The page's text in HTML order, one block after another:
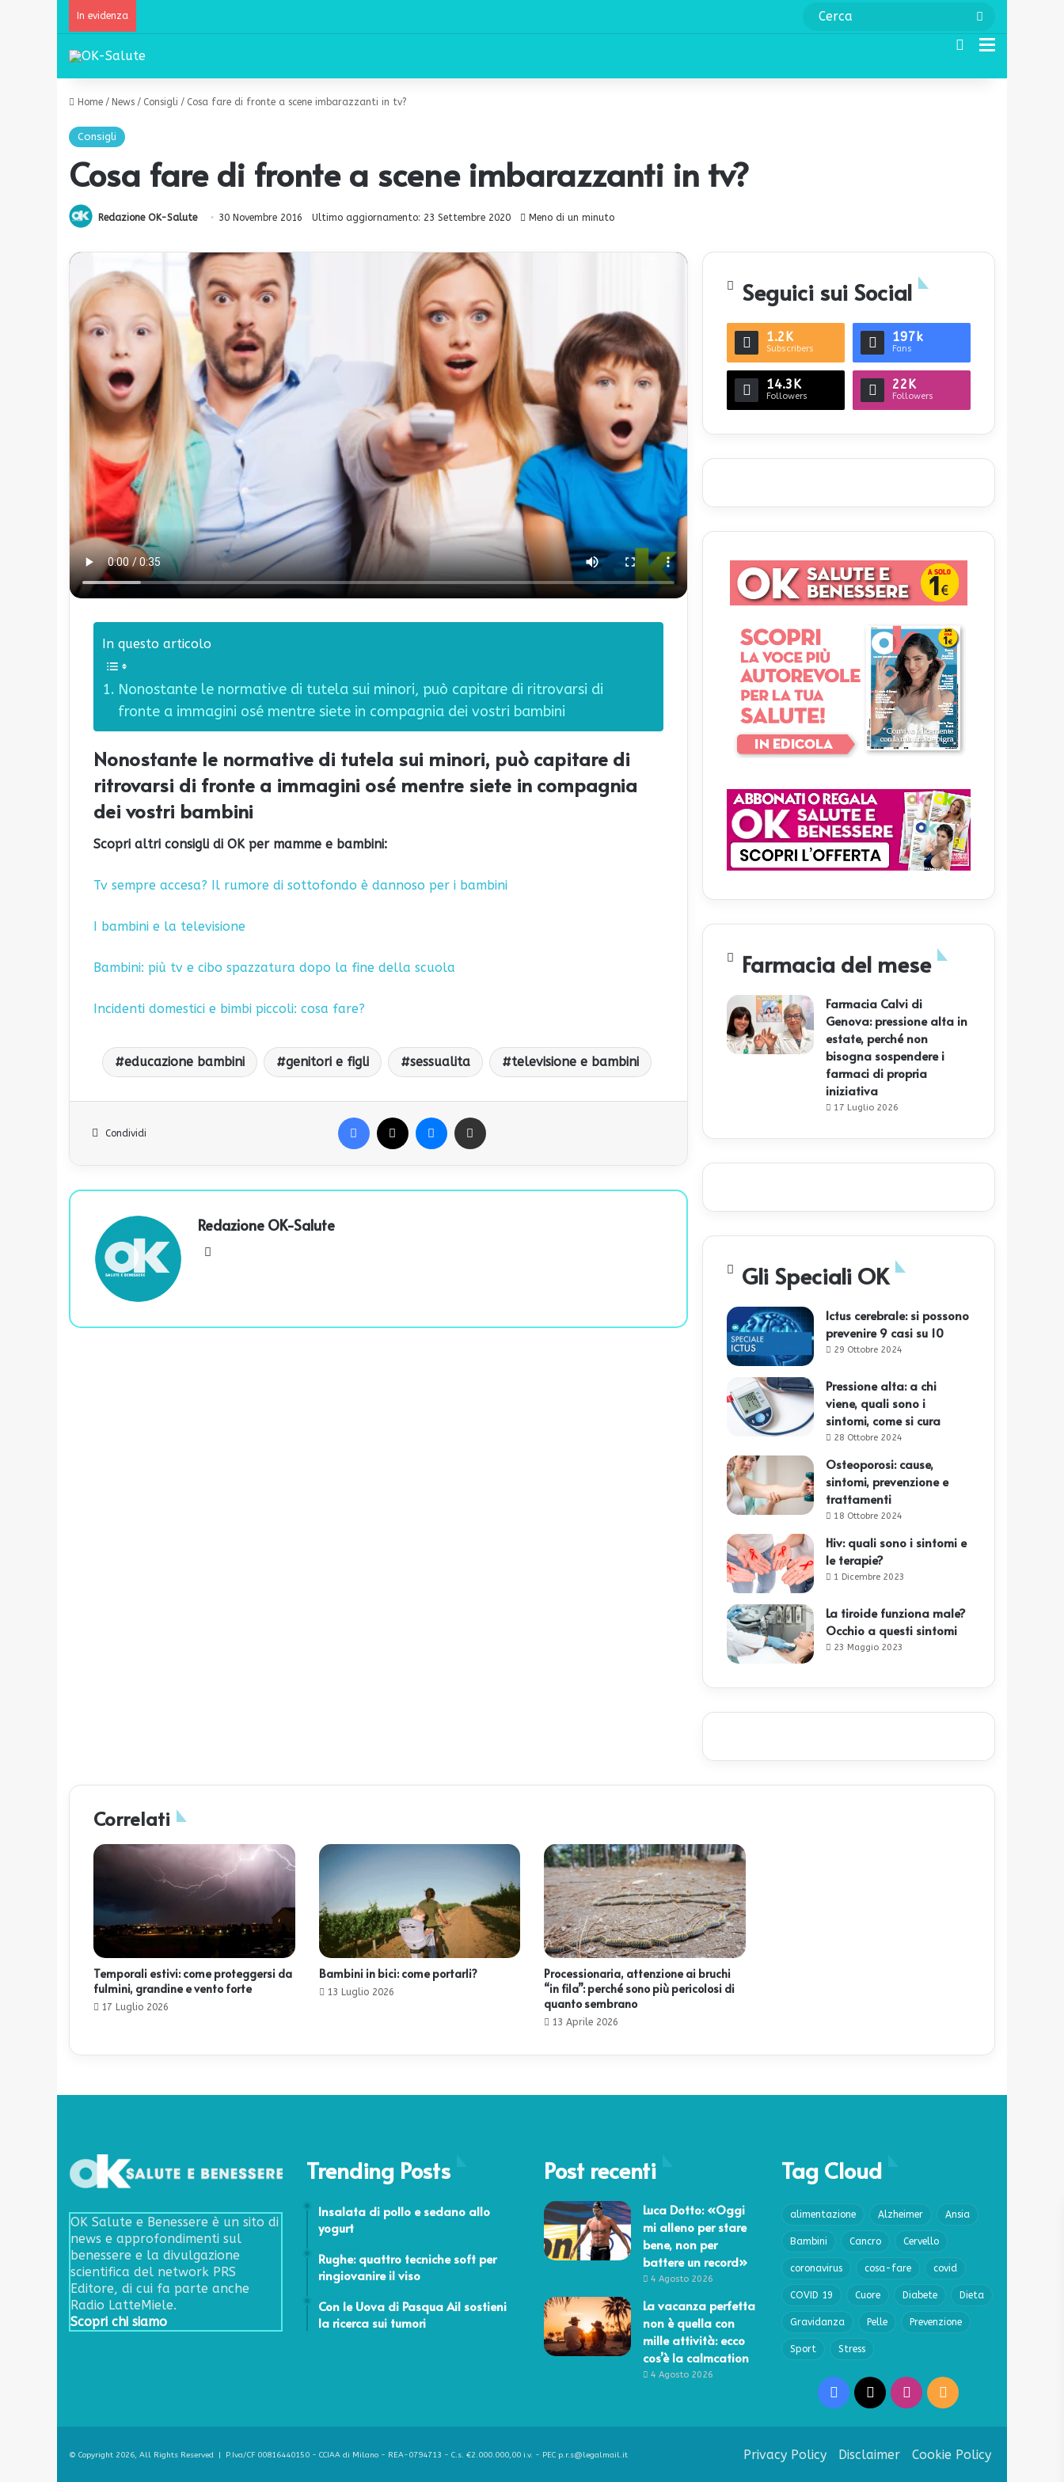
In evidenza
Cerca
Home / News / Consigli / Cosa fare di fronte a scene imbarazzanti in tv?
Consigli
Cosa fare di fronte a scene imbarazzanti in tv?
Redazione OK-Salute 30 Novembre 2016 Ultimo aggiornamento: 23 Settembre 2020 Meno di un minuto
In questo articolo
Nonostante le normative di tutela sui minori, può capitare di ritrovarsi di
fronte a immagini osé mentre siete in compagnia dei vostri bambini
Nonostante le normative di tutela sui minori, può capitare di
ritrovarsi di fronte a immagini osé mentre siete in compagnia
dei vostri bambini
Scopri altri consigli di OK per mamme e bambini:
Tv sempre accesa? Il rumore di sottofondo è dannoso per i bambini
I bambini e la televisione
Bambini: più tv e cibo spazzatura dopo la fine della scuola
Incidenti domestici e bimbi piccoli: cosa fare?
educazione bambini genitori e figli sessualita televisione e bambini
Condividi
Redazione OK-Salute
Seguici sui Social
1.2K
Subscribers
197k
Fans
14.3K
Followers
22K
Followers
Farmacia del mese
Farmacia Calvi di
Genova: pressione alta in
estate, perché non
bisogna sospendere i
farmaci di propria
iniziativa
17 Luglio 2026
Gli Speciali OK
Ictus cerebrale: si possono
prevenire 9 casi su 10
29 Ottobre 2024
Pressione alta: a chi
viene, quali sono i
sintomi, come si cura
28 Ottobre 2024
Osteoporosi: cause,
sintomi, prevenzione e
trattamenti
18 Ottobre 2024
Hiv: quali sono i sintomi e
le terapie?
1 Dicembre 2023
La tiroide funziona male?
Occhio a questi sintomi
23 Maggio 2023
Correlati
Temporali estivi: come proteggersi da
fulmini, grandine e vento forte
17 Luglio 2026
Bambini in bici: come portarli?
13 Luglio 2026
Processionaria, attenzione ai bruchi
“in fila”: perché sono più pericolosi di
quanto sembrano
13 Aprile 2026
OK Salute e Benessere è un sito di
news e approfondimenti sul
benessere e la divulgazione
scientifica del network PRS
Editore, di cui fa parte anche
Radio LatteMiele.
Scopri chi siamo
Trending Posts
Insalata di pollo e sedano allo
yogurt
Rughe: quattro tecniche soft per
ringiovanire il viso
Con le Uova di Pasqua Ail sostieni
la ricerca sui tumori
Post recenti
Luca Dotto: «Oggi
mi alleno per stare
bene, non per
battere un record»
4 Agosto 2026
La vacanza perfetta
non è quella con
mille attività: ecco
cos’è la calmcation
4 Agosto 2026
Tag Cloud
alimentazione Alzheimer Ansia
Bambini Cancro Cervello
coronavirus cosa-fare covid
COVID 19 Cuore Diabete Dieta
Gravidanza Pelle Prevenzione
Sport Stress
Facebook Instagram
RSS
© Copyright 2026, All Rights Reserved | P.Iva/CF 00816440150 - CCIAA di Milano - REA-0794713 - C.s. €2.000.000,00 i.v. - PEC p.r.s@legalmail.it Privacy Policy Disclaimer Cookie Policy